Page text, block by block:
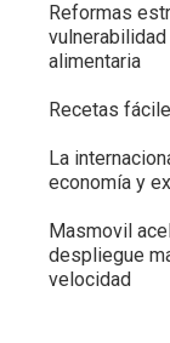
Reformas
alimentaria
Recetas
La
economía y
Masmovil
despliegue
velocidad